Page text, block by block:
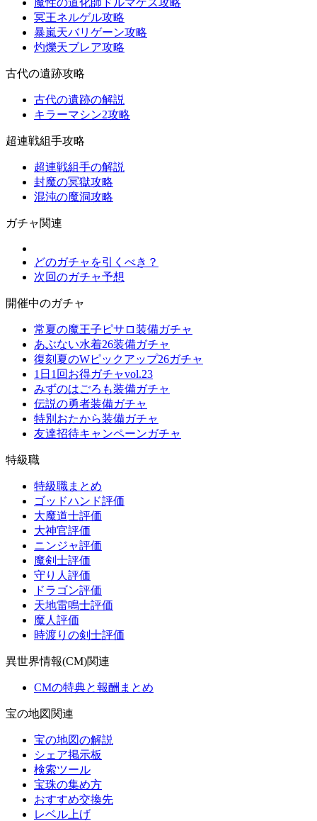
魔性の道化師ドルマゲス攻略
冥王ネルゲル攻略
暴嵐天バリゲーン攻略
灼爍天ブレア攻略
古代の遺跡攻略
古代の遺跡の解説
キラーマシン2攻略
超連戦組手攻略
超連戦組手の解説
封魔の冥獄攻略
混沌の魔洞攻略
ガチャ関連
どのガチャを引くべき？
次回のガチャ予想
開催中のガチャ
常夏の魔王子ピサロ装備ガチャ
あぶない水着26装備ガチャ
復刻夏のWピックアップ26ガチャ
1日1回お得ガチャvol.23
みずのはごろも装備ガチャ
伝説の勇者装備ガチャ
特別おたから装備ガチャ
友達招待キャンペーンガチャ
特級職
特級職まとめ
ゴッドハンド評価
大魔道士評価
大神官評価
ニンジャ評価
魔剣士評価
守り人評価
ドラゴン評価
天地雷鳴士評価
魔人評価
時渡りの剣士評価
異世界情報(CM)関連
CMの特典と報酬まとめ
宝の地図関連
宝の地図の解説
シェア掲示板
検索ツール
宝珠の集め方
おすすめ交換先
レベル上げ